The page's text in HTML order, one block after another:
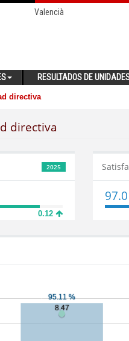
Valencià
RESULTADOS DE
directiva
directiva
2025
0.12